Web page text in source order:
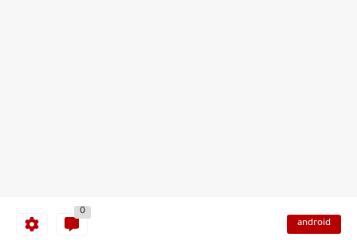
android
0